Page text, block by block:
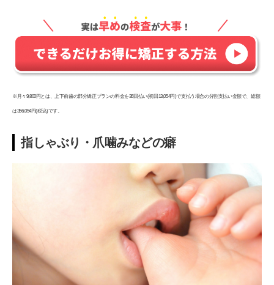
※月々9,800円とは、上下前歯の部分矯正プランの料金を36回払い(初回13,054円)で支払う場合の分割支払い金額で、総額
は356,054円(税込)です。
指しゃぶり・爪噛みなどの癖